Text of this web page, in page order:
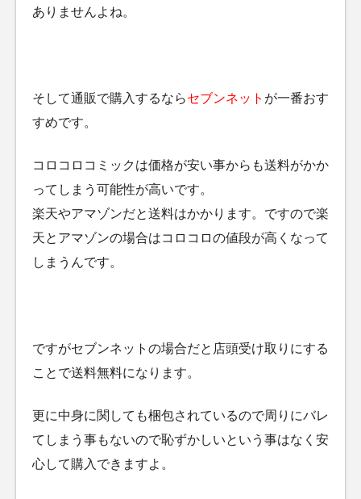
ありませんよね。
そして通販で購入するならセブンネット が一番おす
すめです。
コロコロコミックは価格が安い事からも送料がかか
ってしまう可能性が高いです。
楽天やアマゾンだと送料はかかります。ですので楽
天とアマゾンの場合はコロコロの値段が高くなって
しまうんです。
ですがセブンネットの場合だと店頭受け取りにする
ことで送料無料になります。
更に中身に関しても梱包されているので周りにバレ
てしまう事もないので恥ずかしいという事はなく安
心して購入できますよ。